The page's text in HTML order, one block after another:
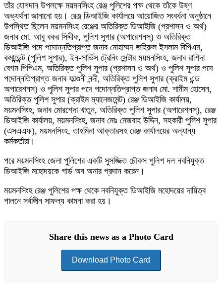
তাঁর যোগদান উপলক্ষে ময়মনসিংহ রেঞ্জ পুলিশের পক্ষ থেকে তাঁকে উষ্ণ
অভ্যর্থনা জানানো হয়। রেঞ্জ ডিআইজি কার্যালয়ে আয়োজিত সংবর্ধনা অনুষ্ঠানে
উপস্থিত ছিলেন ময়মনসিংহ রেঞ্জের অতিরিক্ত ডিআইজি (প্রশাসন ও অর্থ)
জনাব মো. আবু বকর সিদ্দীক, পুলিশ সুপার (অপারেশনস্) ও অতিরিক্ত
ডিআইজি পদে পদোন্নতিপ্রাপ্ত জনাব মোহাম্মদ জহিরুল ইসলাম বিপিএম,
কমান্ডেন্ট (পুলিশ সুপার), ইন-সার্ভিস ট্রেনিং সেন্টার ময়মনসিংহ, জনাব রাশিদা
বেগম পিপিএম, অতিরিক্ত পুলিশ সুপার (প্রশাসন ও অর্থ) ও পুলিশ সুপার পদে
পদোন্নতিপ্রাপ্ত জনাব ফাল্গুনী নন্দী, অতিরিক্ত পুলিশ সুপার (ক্রাইম এন্ড
অপারেশনস) ও পুলিশ সুপার পদে পদোন্নতিপ্রাপ্ত জনাব মো. শামীম হোসেন,
অতিরিক্ত পুলিশ সুপার (ক্রাইম ম্যানেজমেন্ট) রেঞ্জ ডিআইজি কার্যালয়,
ময়মনসিংহ, জনাব মোরশেদা খাতুন, অতিরিক্ত পুলিশ সুপার (অপারেশনস্), রেঞ্জ
ডিআইজি কার্যালয়, ময়মনসিংহ, জনাব মোঃ মেজবাহ উদ্দিন, সহকারী পুলিশ সুপার
(এসএএফ), ময়মনসিংহ, তাহমিনা আক্তারসহ রেঞ্জ কার্যালয়ের অন্যান্য
কর্মকর্তারা।
পরে ময়মনসিংহ জেলা পুলিশের একটি সুসজ্জিত চৌকস পুলিশ দল নবনিযুক্ত
ডিআইজি মহোদয়কে গার্ড অব অনার প্রদান করেন।
ময়মনসিংহ রেঞ্জ পুলিশের পক্ষ থেকে নবনিযুক্ত ডিআইজি মহোদয়ের দায়িত্ব
পালনে সর্বাঙ্গীন সাফল্য কামনা করা হয়।
Share this news as a Photo Card
Download Photo Card